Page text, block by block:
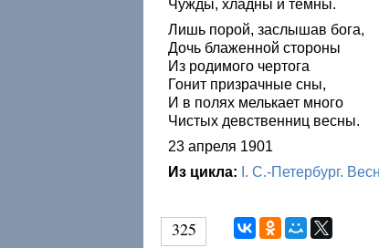
Чужды, хладны и темны.
Лишь порой, заслышав бога,
Дочь блаженной стороны
Из родимого чертога
Гонит призрачные сны,
И в полях мелькает много
Чистых девственниц весны.
23 апреля 1901
Из цикла: I. С.-Петербург.
325